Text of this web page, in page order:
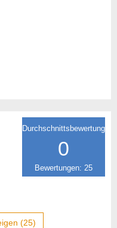
Durchschnittsbewertung
0
Bewertungen: 25
(25)